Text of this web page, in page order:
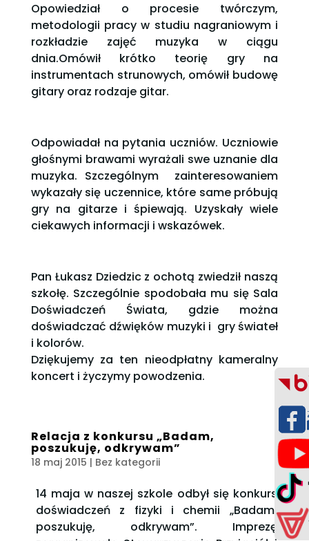
Opowiedział o procesie twórczym,
metodologii pracy w studiu nagraniowym i
rozkładzie zajęć muzyka w ciągu
dnia.Omówił krótko teorię gry na
instrumentach strunowych, omówił budowę
gitary oraz rodzaje gitar.
Odpowiadał na pytania uczniów. Uczniowie
głośnymi brawami wyrażali swe uznanie dla
muzyka. Szczególnym zainteresowaniem
wykazały się uczennice, które same próbują
gry na gitarze i śpiewają. Uzyskały wiele
ciekawych informacji i wskazówek.
Pan Łukasz Dziedzic z ochotą zwiedził naszą
szkołę. Szczególnie spodobała mu się Sala
Doświadczeń Świata, gdzie można
doświadczać dźwięków muzyki i gry świateł
i kolorów.
Dziękujemy za ten nieodpłatny kameralny
koncert i życzymy powodzenia.
Relacja z konkursu „Badam,
poszukuję, odkrywam”
18 maj 2015 | Bez kategorii
14 maja w naszej szkole odbył się konkurs
doświadczeń z fizyki i chemii „Badam,
poszukuję, odkrywam”. Imprezę